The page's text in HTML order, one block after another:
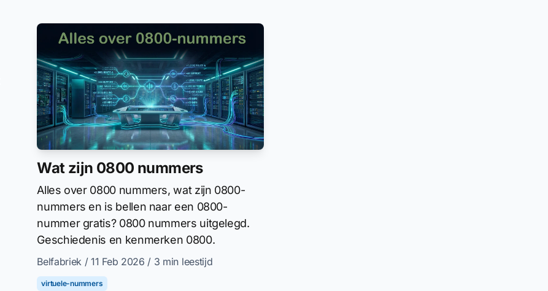
Wat zijn 0800 nummers
Alles over 0800 nummers, wat zijn 0800-
nummers en is bellen naar een 0800-
nummer gratis? 0800 nummers uitgelegd.
Geschiedenis en kenmerken 0800.
Belfabriek / 11 Feb 2026 / 3 min leestijd
virtuele-nummers